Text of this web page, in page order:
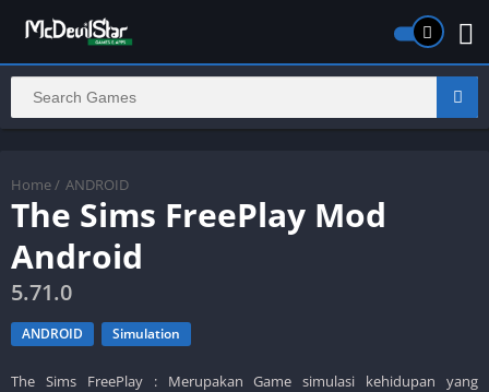
Home / ANDROID
The Sims FreePlay Mod
Android
5.71.0
ANDROID Simulation
The Sims FreePlay : Merupakan Game simulasi kehidupan yang